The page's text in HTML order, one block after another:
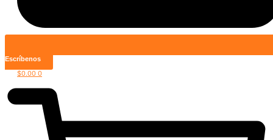
Escríbenos
$0.00 0